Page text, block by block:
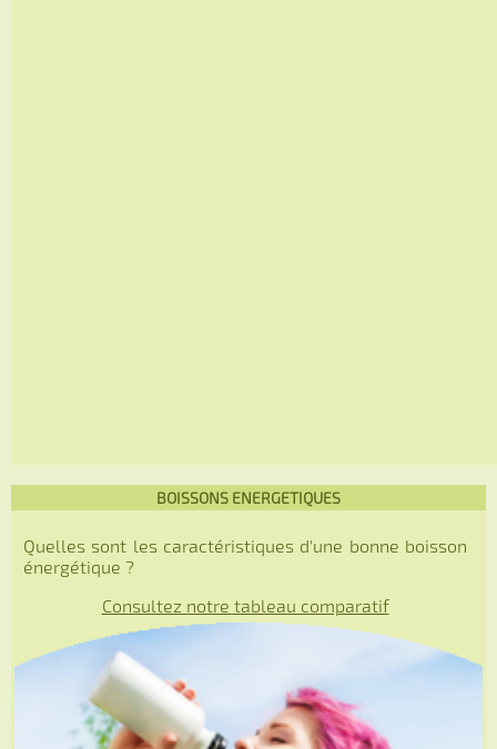
BOISSONS ENERGETIQUES
Quelles sont les caractéristiques d'une bonne boisson
énergétique ?
Consultez notre tableau comparatif